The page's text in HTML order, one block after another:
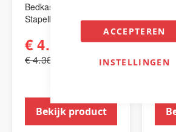
ACCEPTEREN
INSTELLINGEN
Bedkast Kali Duo
Stapelbedkast.
€ 4.213,00
€ 4.388,00
Bekijk product
voor
Voor